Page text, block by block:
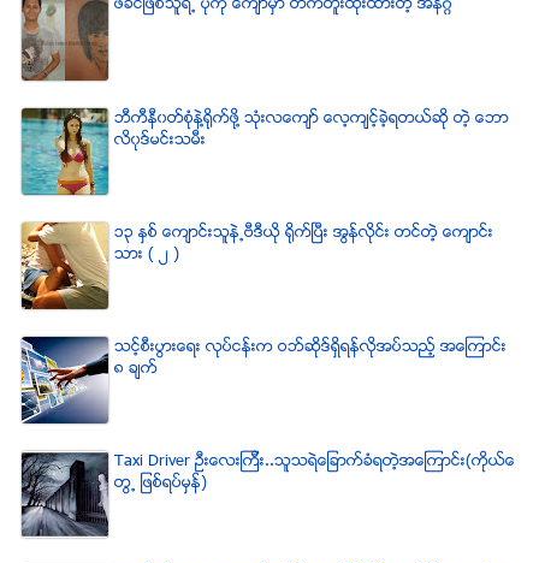
ဘီကီနီ၀တ္စံုနဲ႔႐ုိက္ဖို႔ သံုးလေက်ာ္ ေလ့က်င့္ခဲ့ရတယ္ဆို တဲ့ ေဘာ
လိ၀ုဒ္မင္းသမီး
၁၃ ႏွစ္ ေက်ာင္းသူနဲ႕ဗီဒီယို ရိုက္ျပီး အြန္လိုင္း တင္တဲ့ ေက်ာင္း
သား ( ၂ )
သင့္စီးပြားေရး လုပ္ငန္းက ဝဘ္ဆိုဒ္ရွိရန္လိုအပ္သည့္ အေၾကာင္း
၈ ခ်က္
Taxi Driver ဦးေလးၾကီး..သူသရဲေျခာက္ခံရတဲ့အေၾကာင္း(ကိုယ္ေ
တြ႕ ျဖစ္ရပ္မွန္)